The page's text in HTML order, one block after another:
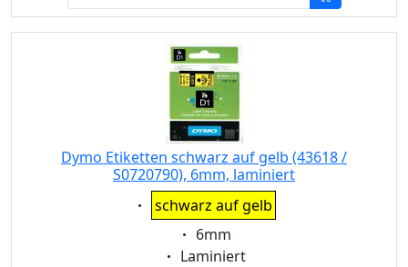
Dymo Etiketten schwarz auf gelb (43618 /
S0720790), 6mm, laminiert
Eigenschaft:
schwarz auf gelb
Eigenschaft:
6mm
Eigenschaft:
Laminiert